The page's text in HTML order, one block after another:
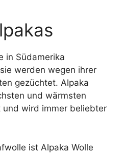
in Südamerika
werden wegen ihrer
gezüchtet. Alpaka
und wärmsten
und wird immer beliebter
ist Alpaka Wolle